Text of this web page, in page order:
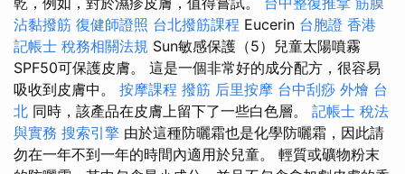
沾黏撥筋 復健師證照 台北撥筋課程 Eucerin 台胞證 香港
記帳士 稅務相關法規 Sun敏感保護（5）兒童太陽噴霧
SPF50可保護皮膚。 這是一個非常好的成分配方，很容易
吸收到皮膚中。 按摩課程 撥筋 后里按摩 台中刮痧 外燴 台
北 同時，該產品在皮膚上留下了一些白色層。 記帳士 稅法
與實務 搜索引擎 由於這種防曬霜也是化學防曬霜，因此請
勿在一年不到一年的時間內適用於兒童。 輕質或礦物粉末